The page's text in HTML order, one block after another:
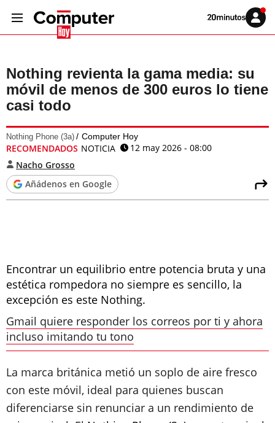
Volver
Iniciar
sesión
Nothing revienta la gama media: su
móvil de menos de 300 euros lo tiene
casi todo
Nothing Phone (3a) Computer Hoy
RECOMENDADOS NOTICIA
12 may 2026 - 08:00
Nacho Grosso
Añádenos en Google
Encontrar un equilibrio entre potencia bruta y una
estética rompedora no siempre es sencillo, la
excepción es este Nothing.
Gmail quiere responder los correos por ti y ahora
incluso imitando tu tono
La marca británica metió un soplo de aire fresco
con este móvil, ideal para quienes buscan
diferenciarse sin renunciar a un rendimiento de